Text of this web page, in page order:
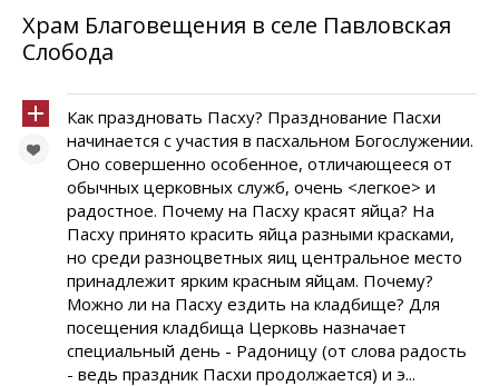
Храм Благовещения в селе Павловская
Слобода
Как праздновать Пасху? Празднование Пасхи
начинается с участия в пасхальном Богослужении.
Оно совершенно особенное, отличающееся от
обычных церковных служб, очень <легкое> и
радостное. Почему на Пасху красят яйца? На
Пасху принято красить яйца разными красками,
но среди разноцветных яиц центральное место
принадлежит ярким красным яйцам. Почему?
Можно ли на Пасху ездить на кладбище? Для
посещения кладбища Церковь назначает
специальный день - Радоницу (от слова радость
- ведь праздник Пасхи продолжается) и э...